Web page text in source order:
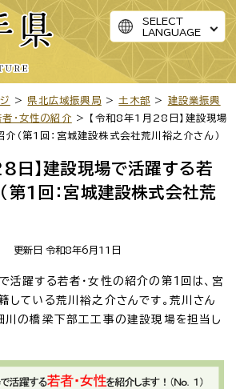
SELECT
LANGUAGE
> 県北広域振興局 > 土木部 > 建設業振興
・女性の紹介 > 【令和8年1月28日】建設現場
（第1回：宮城建設株式会社荒川裕之介さん）
日】建設現場で活躍する若
第1回：宮城建設株式会社荒
更新日 令和8年6月11日
活躍する若者・女性の紹介の第1回は、宮
している荒川裕之介さんです。荒川さん
川の橋梁下部工工事の建設現場を担当し